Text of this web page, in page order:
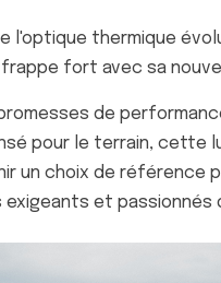
l'optique thermique
fort avec sa
de
pour le terrain, cette
un choix de référence
exigeants et passionnés